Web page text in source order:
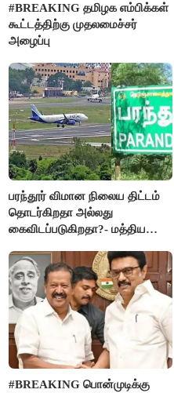
#BREAKING தமிழக எம்பிக்கள்
கூட்டத்திற்கு முதலமைச்சர்
அழைப்பு
பரந்தூர் விமான நிலைய திட்டம்
தொடர்கிறதா அல்லது
கைவிடப்படுகிறதா?- மத்திய
#BREAKING பொன்முடிக்கு